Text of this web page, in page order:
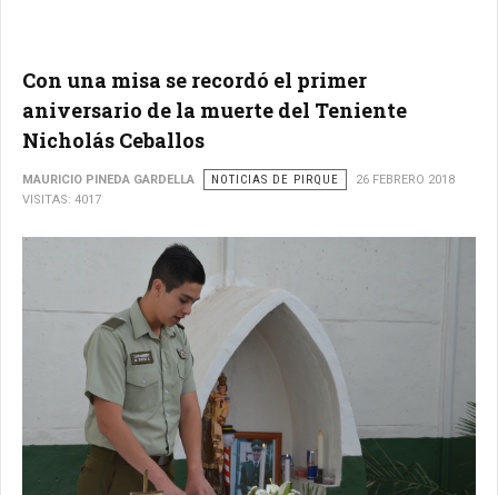
Con una misa se recordó el primer
aniversario de la muerte del Teniente
Nicholás Ceballos
MAURICIO PINEDA GARDELLA NOTICIAS DE PIRQUE
26 FEBRERO 2018
VISITAS: 4017